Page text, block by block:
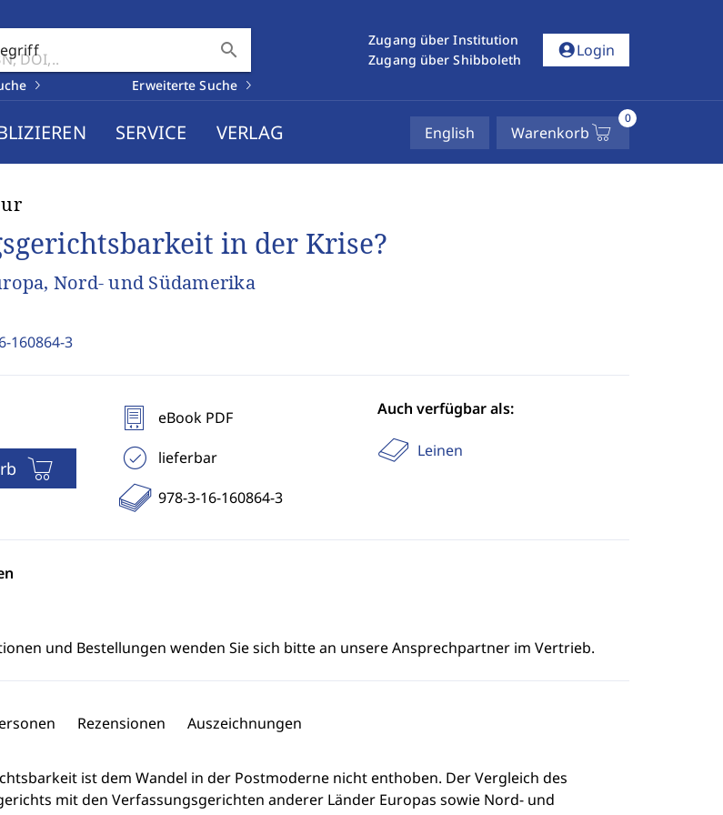
search
Erweiterte Suche
Zugang über Institution
Zugang über Shibboleth
account_circleLogin
SERVICE VERLAG English Warenkorb
0
in der Krise?
Nord- und Südamerika
160864-3
eBook PDF
lieferbar
978-3-16-160864-3
Auch verfügbar als:
Leinen
und Bestellungen wenden Sie sich bitte an unsere Ansprechpartner im Vertrieb.
Rezensionen Auszeichnungen
ist dem Wandel in der Postmoderne nicht enthoben. Der Vergleich des
mit den Verfassungsgerichten anderer Länder Europas sowie Nord- und